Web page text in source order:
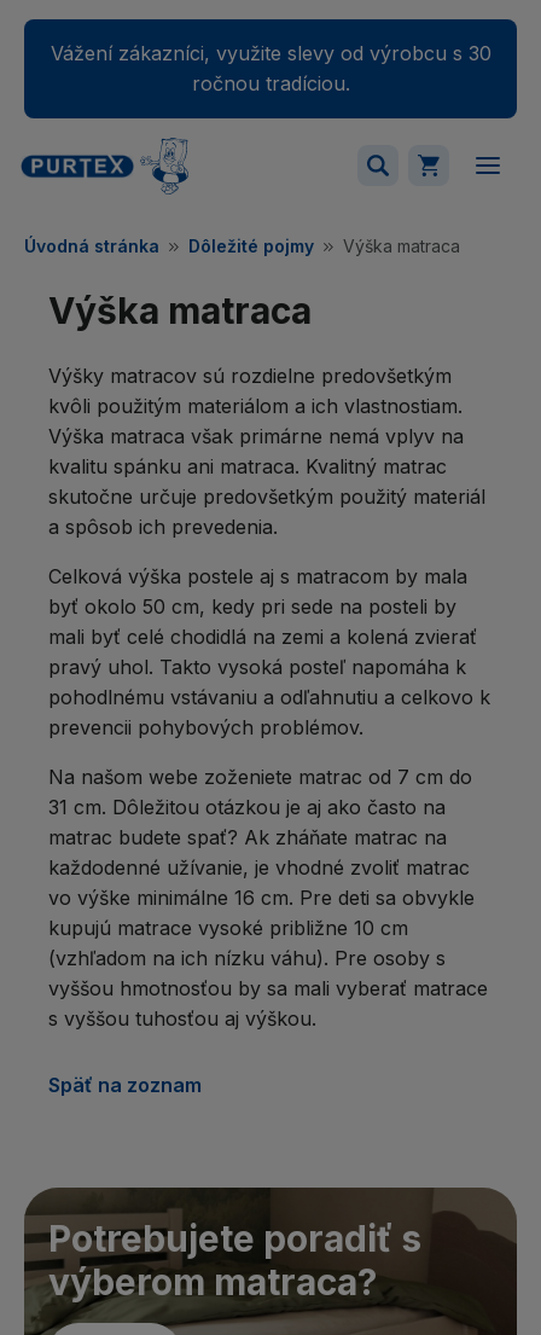
Vážení zákazníci, využite slevy od výrobcu s 30
ročnou tradíciou.
Váš nákupný košík je momentálne prázdny.
Úvodná stránka Dôležité pojmy Výška matraca
Výška matraca
Výšky matracov sú rozdielne predovšetkým
kvôli použitým materiálom a ich vlastnostiam.
Výška matraca však primárne nemá vplyv na
kvalitu spánku ani matraca. Kvalitný matrac
skutočne určuje predovšetkým použitý materiál
a spôsob ich prevedenia.
Celková výška postele aj s matracom by mala
byť okolo 50 cm, kedy pri sede na posteli by
mali byť celé chodidlá na zemi a kolená zvierať
pravý uhol. Takto vysoká posteľ napomáha k
pohodlnému vstávaniu a odľahnutiu a celkovo k
prevencii pohybových problémov.
Na našom webe zoženiete matrac od 7 cm do
31 cm. Dôležitou otázkou je aj ako často na
matrac budete spať? Ak zháňate matrac na
každodenné užívanie, je vhodné zvoliť matrac
vo výške minimálne 16 cm. Pre deti sa obvykle
kupujú matrace vysoké približne 10 cm
(vzhľadom na ich nízku váhu). Pre osoby s
vyššou hmotnosťou by sa mali vyberať matrace
s vyššou tuhosťou aj výškou.
Späť na zoznam
Potrebujete poradiť s
výberom matraca?